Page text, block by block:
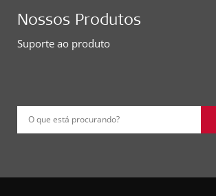
Nossos Produtos
Suporte ao produto
O que está procurando?